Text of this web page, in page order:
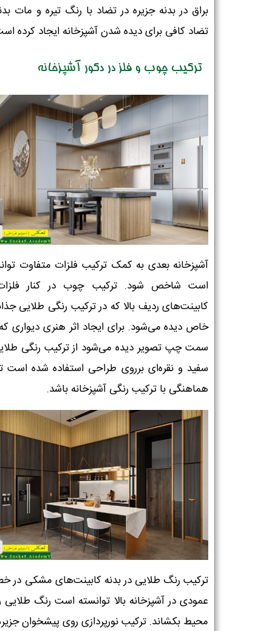
براق در بدنه جزیره در تضاد با رنگ تیره و مات
تضاد کافی برای دیده شدن آشپزخانه ایجاد کرده
ترکیب چوب و فلز در دکور آشپزخانه
آشپزخانه بعدی به کمک ترکیب فلزات متفاوت
است شاخص شود. ترکیب چوب در کنار
کابینت‌های ردیف بالا که در ترکیب رنگی طلایی
خاص دیده می‌شود. برای ایجاد اثر هنری دیواری
سمت چپ تصویر دیده می‌شود از ترکیب رنگی
سفید و نقره‌ای برروی طراحی استفاده شده است
هماهنگی با ترکیب رنگی آشپزخانه باشد.
ترکیب رنگ طلایی در بدنه کابینت‌های مشکی در
عمودی در آشپزخانه بالا توانسته است رنگ طلایی
محیط بکشاند. ترکیب نورپردازی روی پیشخوان